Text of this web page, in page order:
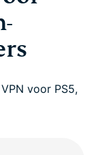
voor PS5,